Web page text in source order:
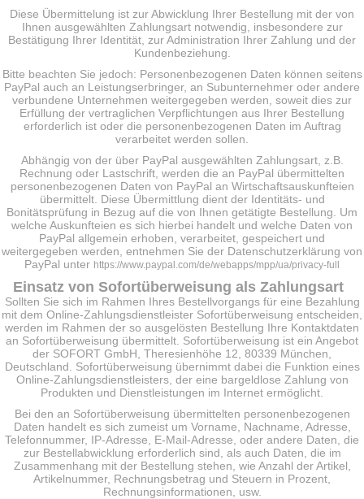
Diese Übermittelung ist zur Abwicklung Ihrer Bestellung mit der von
Ihnen ausgewählten Zahlungsart notwendig, insbesondere zur
Bestätigung Ihrer Identität, zur Administration Ihrer Zahlung und der
Kundenbeziehung.
Bitte beachten Sie jedoch: Personenbezogenen Daten können seitens
PayPal auch an Leistungserbringer, an Subunternehmer oder andere
verbundene Unternehmen weitergegeben werden, soweit dies zur
Erfüllung der vertraglichen Verpflichtungen aus Ihrer Bestellung
erforderlich ist oder die personenbezogenen Daten im Auftrag
verarbeitet werden sollen.
Abhängig von der über PayPal ausgewählten Zahlungsart, z.B.
Rechnung oder Lastschrift, werden die an PayPal übermittelten
personenbezogenen Daten von PayPal an Wirtschaftsauskunfteien
übermittelt. Diese Übermittlung dient der Identitäts- und
Bonitätsprüfung in Bezug auf die von Ihnen getätigte Bestellung. Um
welche Auskunfteien es sich hierbei handelt und welche Daten von
PayPal allgemein erhoben, verarbeitet, gespeichert und
weitergegeben werden, entnehmen Sie der Datenschutzerklärung von
PayPal unter https://www.paypal.com/de/webapps/mpp/ua/privacy-full
Einsatz von Sofortüberweisung als Zahlungsart
Sollten Sie sich im Rahmen Ihres Bestellvorgangs für eine Bezahlung
mit dem Online-Zahlungsdienstleister Sofortüberweisung entscheiden,
werden im Rahmen der so ausgelösten Bestellung Ihre Kontaktdaten
an Sofortüberweisung übermittelt. Sofortüberweisung ist ein Angebot
der SOFORT GmbH, Theresienhöhe 12, 80339 München,
Deutschland. Sofortüberweisung übernimmt dabei die Funktion eines
Online-Zahlungsdienstleisters, der eine bargeldlose Zahlung von
Produkten und Dienstleistungen im Internet ermöglicht.
Bei den an Sofortüberweisung übermittelten personenbezogenen
Daten handelt es sich zumeist um Vorname, Nachname, Adresse,
Telefonnummer, IP-Adresse, E-Mail-Adresse, oder andere Daten, die
zur Bestellabwicklung erforderlich sind, als auch Daten, die im
Zusammenhang mit der Bestellung stehen, wie Anzahl der Artikel,
Artikelnummer, Rechnungsbetrag und Steuern in Prozent,
Rechnungsinformationen, usw.